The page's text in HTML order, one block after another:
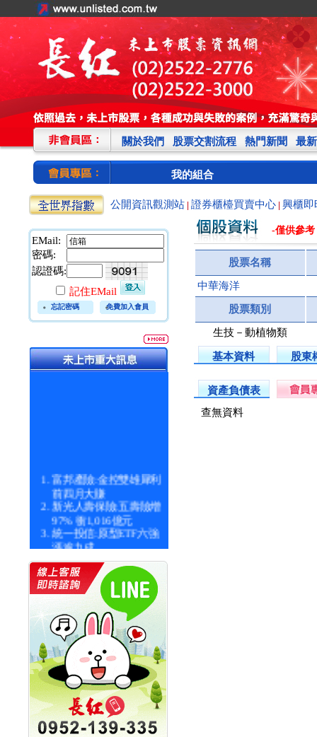
關於我們 股票交割流程 熱門新聞 最
我的組合
公開資訊觀測站 證券櫃檯買賣中心 興櫃即
EMail:
密碼:
認證碼:
記住EMail
忘記密碼 免費加入會員
富邦產險:金控雙雄犀利
前四月大賺
新光人壽保險:五壽險增
97% 衝1,016億元
統一投信:原型ETF六強
漲逾九成
價 被盯上
新光人壽保險:新壽Q1外
價金將達996億
宇辰系統科技:宇辰業績
創新高 啟動興櫃轉上櫃
計畫
明緯企業:明緯永續科技
競賽 以電源驅動善的力
量
秀育企業:秀育SHO-U儲
能系統 獲國內首張CNS
認證
聯博投信:聯博00404A
-僅供參考
股票名稱
中華海洋
股票類別
生技－動植物類
基本資料 股東
資產負債表
查無資料